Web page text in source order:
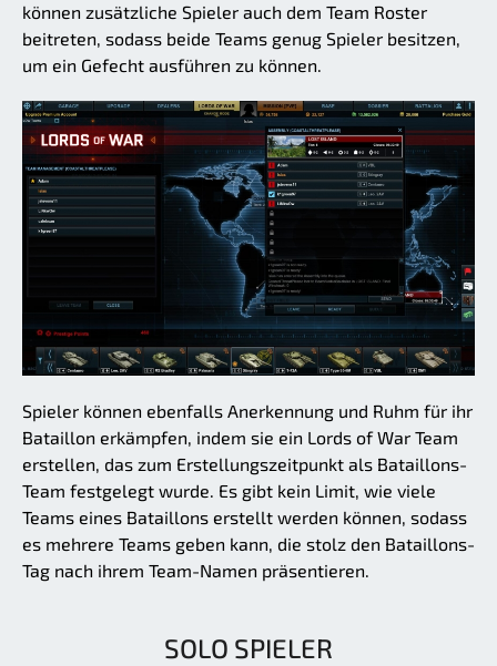
können zusätzliche Spieler auch dem Team Roster
beitreten, sodass beide Teams genug Spieler besitzen,
um ein Gefecht ausführen zu können.
Spieler können ebenfalls Anerkennung und Ruhm für ihr
Bataillon erkämpfen, indem sie ein Lords of War Team
erstellen, das zum Erstellungszeitpunkt als Bataillons-
Team festgelegt wurde. Es gibt kein Limit, wie viele
Teams eines Bataillons erstellt werden können, sodass
es mehrere Teams geben kann, die stolz den Bataillons-
Tag nach ihrem Team-Namen präsentieren.
SOLO SPIELER